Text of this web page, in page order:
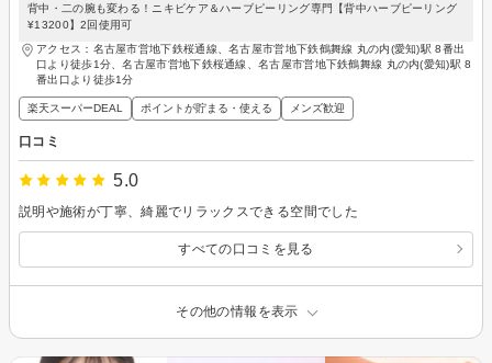
背中・二の腕も変わる！ニキビケア＆ハーブピーリング専門【背中ハーブピーリング
¥13200】2回使用可
アクセス：名古屋市営地下鉄桜通線、名古屋市営地下鉄鶴舞線 丸の内(愛知)駅 8番出
口より徒歩1分、名古屋市営地下鉄桜通線、名古屋市営地下鉄鶴舞線 丸の内(愛知)駅 8
番出口より徒歩1分
楽天スーパーDEAL ポイントが貯まる・使える メンズ歓迎
口コミ
5.0
説明や施術が丁寧、綺麗でリラックスできる空間でした
すべての口コミを見る
その他の情報を表示